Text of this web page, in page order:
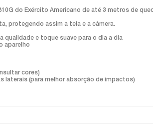
do Exército Americano de até 3 metros de
protegendo assim a tela e a câmera.
qualidade e toque suave para o dia a dia
aparelho
cores)
laterais (para melhor absorção de impactos)